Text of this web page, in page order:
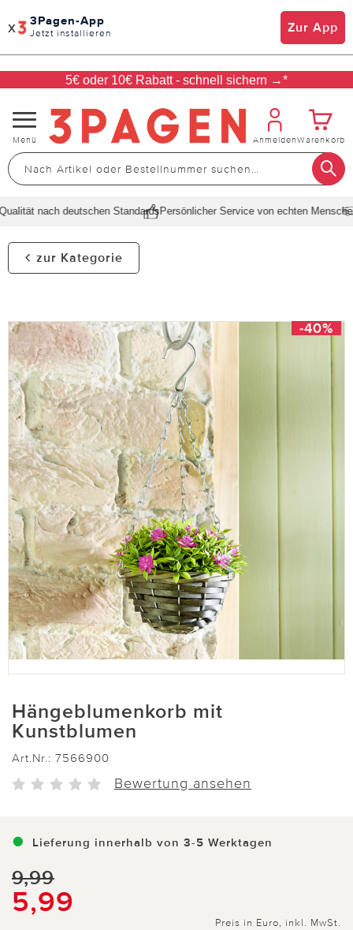
x 3Pagen-App
Jetzt installieren Zur App
5€ oder 10€ Rabatt - schnell sichern →*
Navigation
umschalten
Menü AnmeldenWarenkorb
nach deutschen StandardsPersönlicher Service von echten Menschen
zur Kategorie
-40%
Hängeblumenkorb mit
Kunstblumen
Art.Nr.: 7566900
Bewertung ansehen
Lieferung innerhalb von 3-5 Werktagen
9,99
5,99
Preis in Euro, inkl. MwSt.